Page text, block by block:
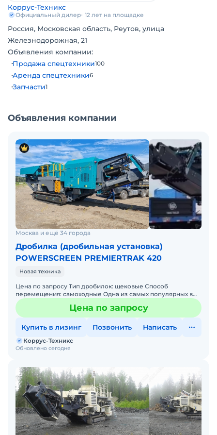
Магнитный сепаратор
Подогреватель
Боковой конвейер
Гидравлическая поддержка установки щели
Дополнительный комплект молотков
КОРРУС-ТЕХ – работаем с 1997 года, Лучший
Дистрибьютор METSO в 2021 г. в мире.
Коррус-Техникс
Официальный дилер 12 лет на площадке
Россия, Московская область, Реутов, улица
Железнодорожная, 21
Объявления компании:
Продажа спецтехники100
Аренда спецтехники6
Запчасти1
Объявления компании
Москва и ещё 34 города
Дробилка (дробильная установка)
POWERSCREEN PREMIERTRAK 420
Новая техника
Цена по запросу Тип дробилок: щековые Способ
перемещения: самоходные Одна из самых популярных в
мире и РФ Щековая Дробилка POWERSCREEN
PREMIERTRAK (другое наЦена по запросу
Купить в лизинг Позвонить Написать
Обновлено сегодня
Коррус-Техникс